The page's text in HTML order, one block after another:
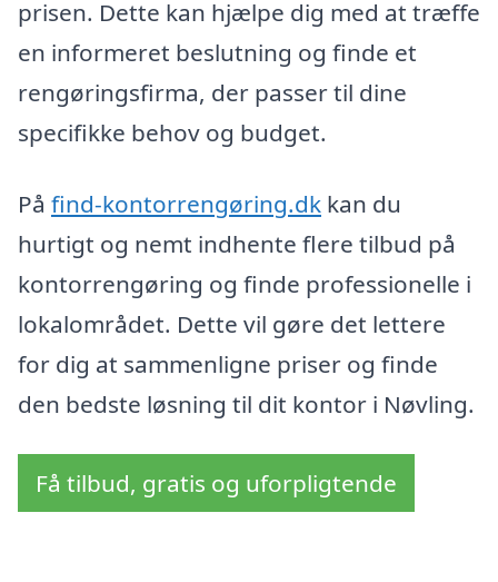
prisen. Dette kan hjælpe dig med at træffe
en informeret beslutning og finde et
rengøringsfirma, der passer til dine
specifikke behov og budget.
På find-kontorrengøring.dk kan du
hurtigt og nemt indhente flere tilbud på
kontorrengøring og finde professionelle i
lokalområdet. Dette vil gøre det lettere
for dig at sammenligne priser og finde
den bedste løsning til dit kontor i Nøvling.
Få tilbud, gratis og uforpligtende